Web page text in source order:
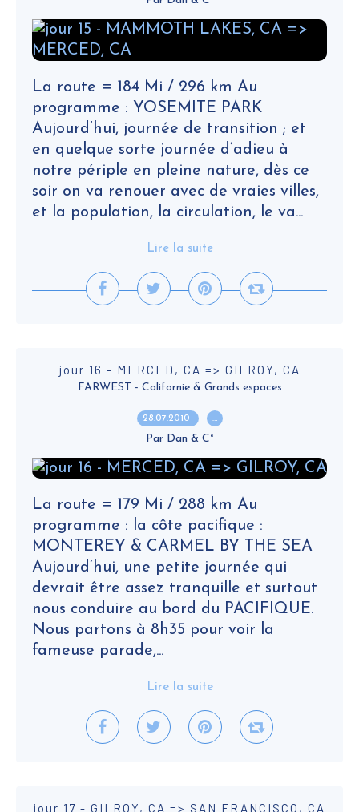
La route = 184 Mi / 296 km Au
programme : YOSEMITE PARK
Aujourd’hui, journée de transition ; et
en quelque sorte journée d’adieu à
notre périple en pleine nature, dès ce
soir on va renouer avec de vraies villes,
et la population, la circulation, le va...
Lire la suite
jour 16 - MERCED, CA => GILROY, CA
FARWEST - Californie & Grands espaces
28.07.2010 …
Par Dan & C°
La route = 179 Mi / 288 km Au
programme : la côte pacifique :
MONTEREY & CARMEL BY THE SEA
Aujourd’hui, une petite journée qui
devrait être assez tranquille et surtout
nous conduire au bord du PACIFIQUE.
Nous partons à 8h35 pour voir la
fameuse parade,...
Lire la suite
jour 17 - GILROY, CA => SAN FRANCISCO, CA